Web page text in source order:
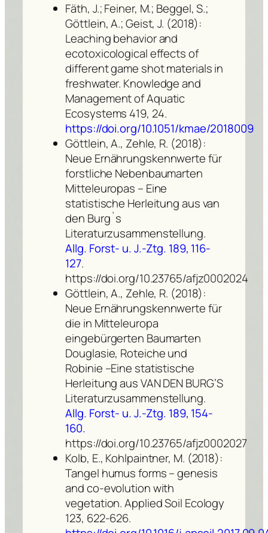
Fäth, J.; Feiner, M.; Beggel, S.;
Göttlein, A.; Geist, J. (2018):
Leaching behavior and
ecotoxicological effects of
different game shot materials in
freshwater. Knowledge and
Management of Aquatic
Ecosystems 419, 24.
https://doi.org/10.1051/kmae/2018009
Göttlein, A., Zehle, R. (2018):
Neue Ernährungskennwerte für
forstliche Nebenbaumarten
Mitteleuropas – Eine
statistische Herleitung aus van
den Burg`s
Literaturzusammenstellung.
Allg. Forst- u. J.-Ztg. 189, 116-
127.
https://doi.org/10.23765/afjz0002024
Göttlein, A., Zehle, R. (2018):
Neue Ernährungskennwerte für
die in Mitteleuropa
eingebürgerten Baumarten
Douglasie, Roteiche und
Robinie –Eine statistische
Herleitung aus VAN DEN BURG’S
Literaturzusammenstellung.
Allg. Forst- u. J.-Ztg. 189, 154-
160.
https://doi.org/10.23765/afjz0002027
Kolb, E., Kohlpaintner, M. (2018):
Tangel humus forms – genesis
and co-evolution with
vegetation. Applied Soil Ecology
123, 622-626.